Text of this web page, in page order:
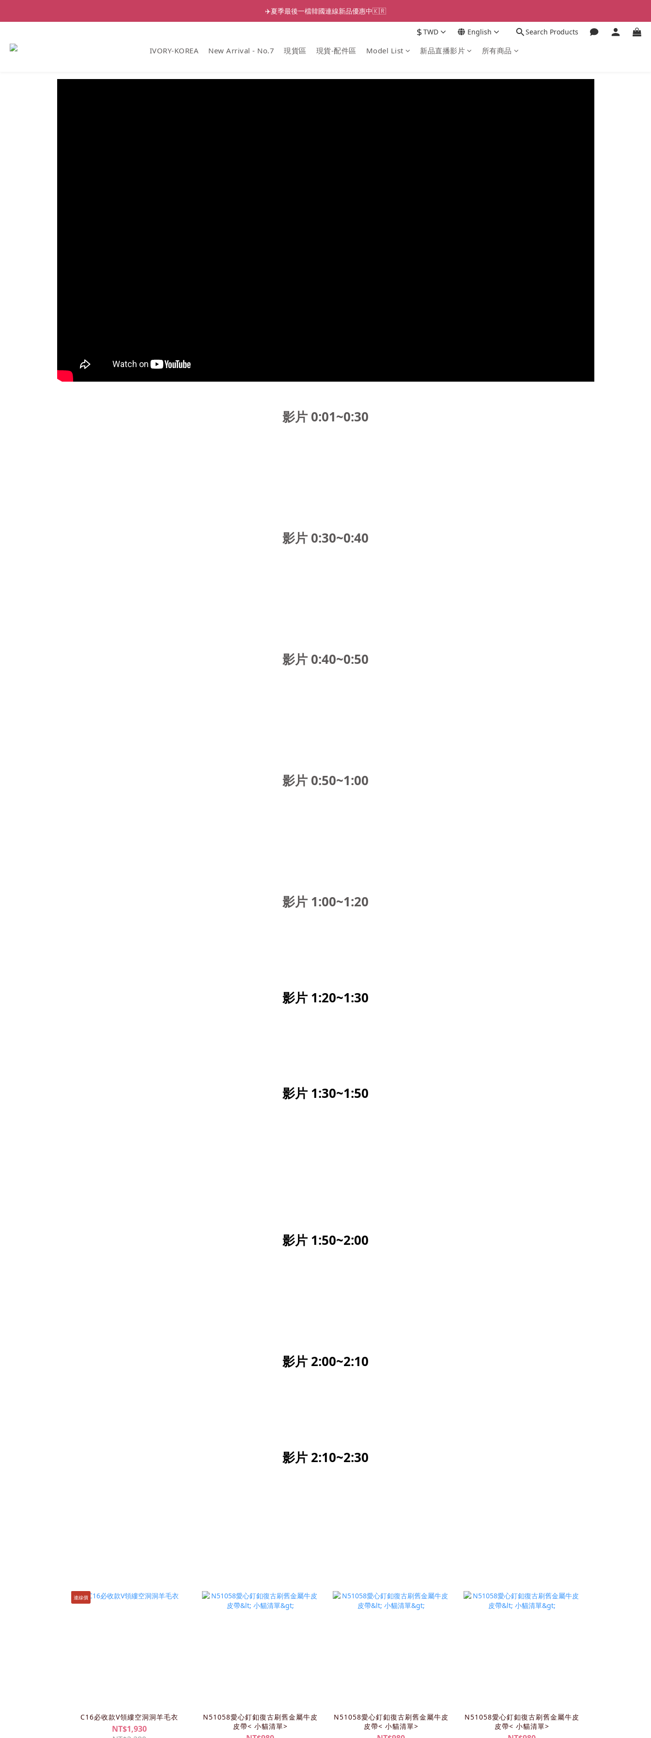
✈️夏季最後一檔韓國連線新品優惠中🇰🇷
$TWD English Search Products
IVORY-KOREA New Arrival - No.7 現貨區 現貨-配件區 Model List 新品直播影片 所有商品
影片 0:01~0:30
影片 0:30~0:40
影片 0:40~0:50
影片 0:50~1:00
影片 1:00~1:20
影片 1:20~1:30
影片 1:30~1:50
影片 1:50~2:00
影片 2:00~2:10
影片 2:10~2:30
連線價
C16必收款V領縷空洞洞羊毛衣
NT$1,930
N51058愛心釘釦復古刷舊金屬牛皮
皮帶< 小貓清單>
N51058愛心釘釦復古刷舊金屬牛皮
皮帶< 小貓清單>
N51058愛心釘釦復古刷舊金屬牛皮
皮帶< 小貓清單>